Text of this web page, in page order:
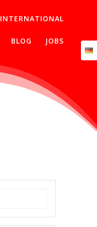
INTERNATIONAL
BLOG JOBS